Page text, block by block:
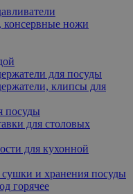
консервные ножи
для посуды
клипсы для
посуды
для столовых
для кухонной
и хранения посуды
горячее